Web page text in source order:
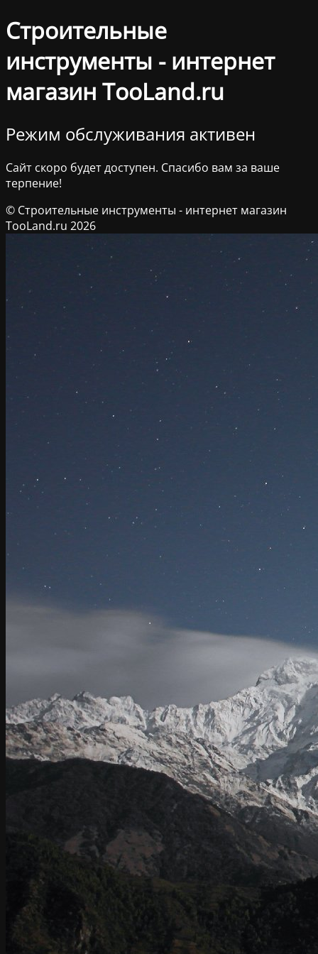
Строительные
инструменты - интернет
магазин TooLand.ru
Режим обслуживания активен
Сайт скоро будет доступен. Спасибо вам за ваше
терпение!
© Строительные инструменты - интернет магазин
TooLand.ru 2026